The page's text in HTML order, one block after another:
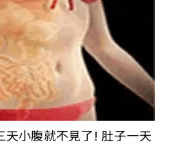
天小腹就不見了! 肚子一天